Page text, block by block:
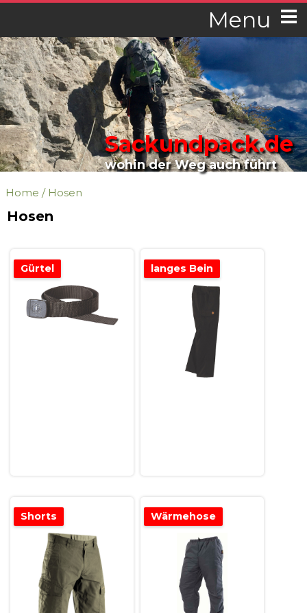
Menu
Sackundpack.de
wohin der Weg auch führt
Home / Hosen
Hosen
Gürtel langes Bein
Shorts Wärmehose